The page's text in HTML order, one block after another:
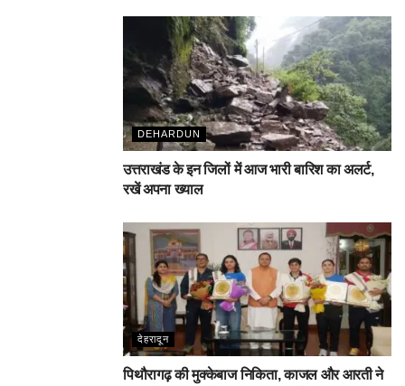
DEHARDUN
उत्तराखंड के इन जिलों में आज भारी बारिश का अलर्ट,
रखें अपना ख्याल
देहरादून
पिथौरागढ़ की मुक्केबाज निकिता, काजल और आरती ने